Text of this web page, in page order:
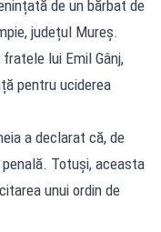
de un bărbat de
județul Mureș.
lui Emil Gânj,
pentru uciderea
a declarat că, de
Totuși, aceasta
unui ordin de